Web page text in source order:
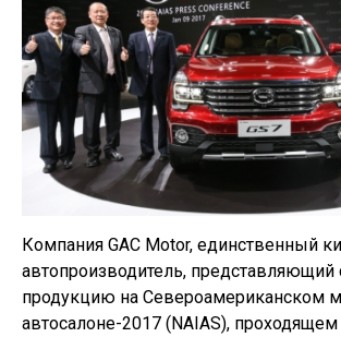
Компания GAC Motor, единственный
автопроизводитель,
продукцию на Североамериканском
автосалоне-2017 (NAIAS),